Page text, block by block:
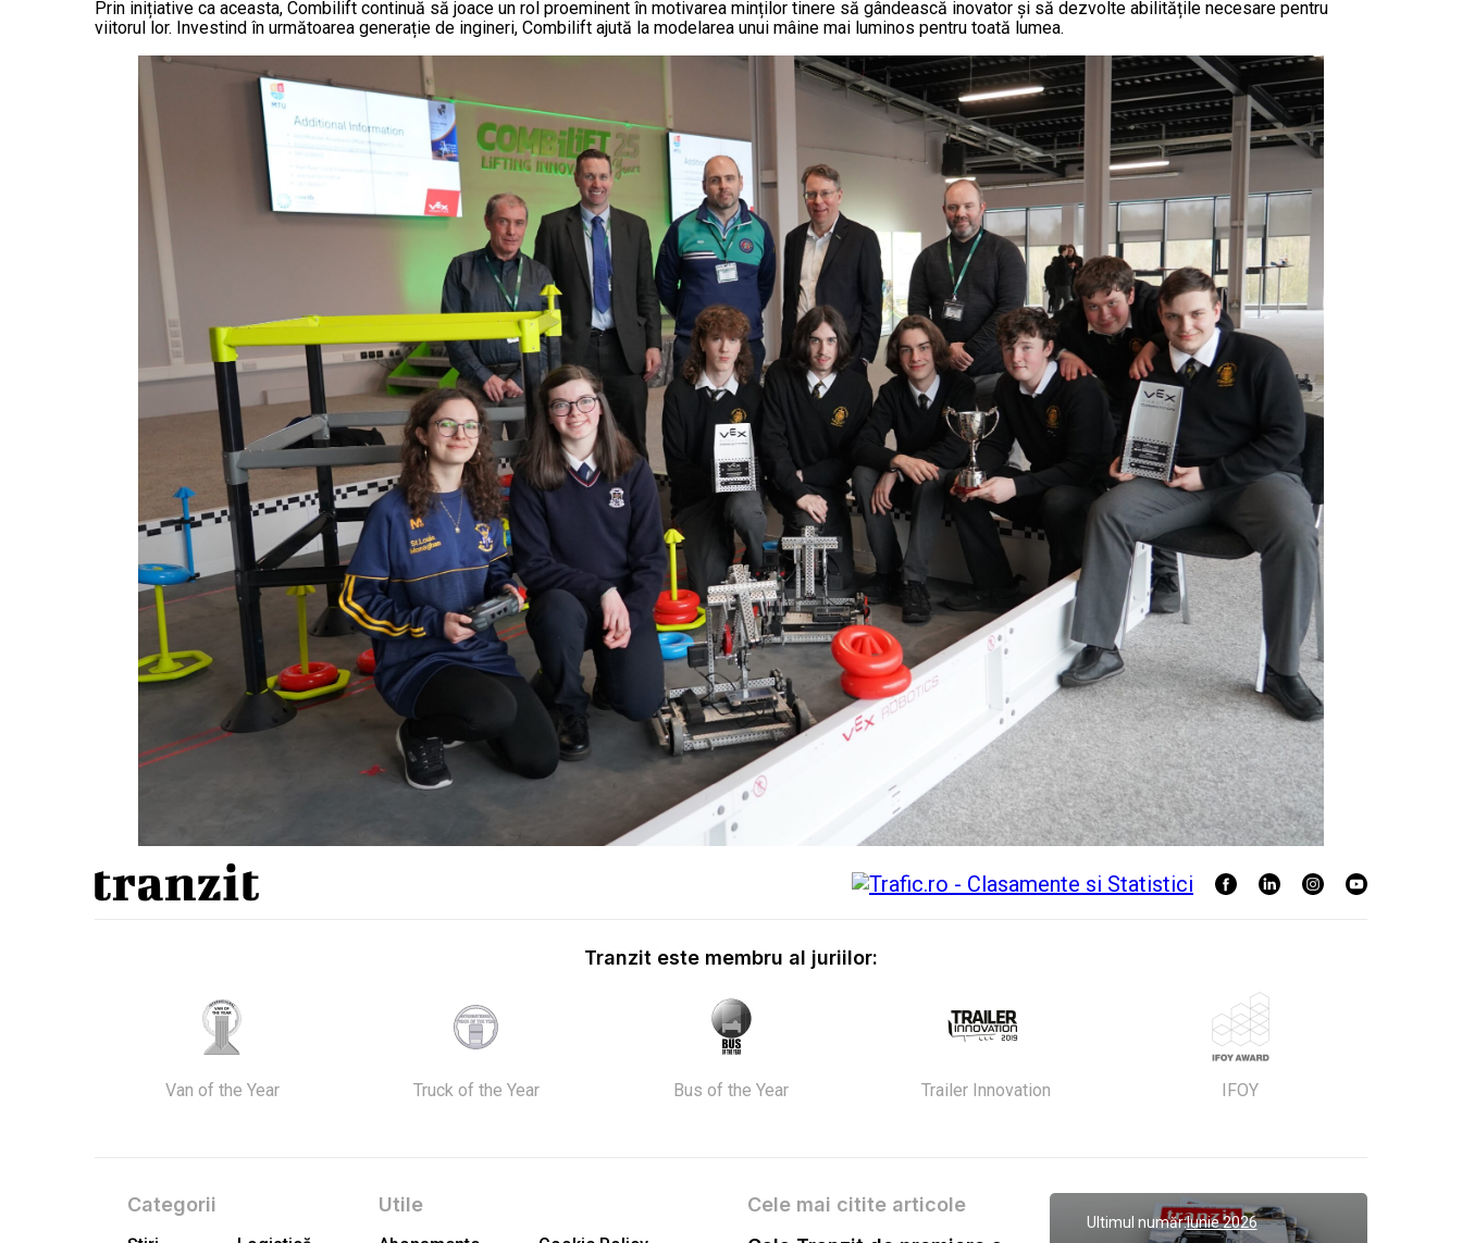
Prin inițiative ca aceasta, Combilift continuă să joace un rol proeminent în motivarea minților tinere să gândească inovator și să dezvolte abilitățile necesare pentru
viitorul lor. Investind în următoarea generație de ingineri, Combilift ajută la modelarea unui mâine mai luminos pentru toată lumea.
Tranzit este membru al juriilor:
Van of the Year Truck of the Year Bus of the Year Trailer Innovation IFOY
Categorii Utile
Cele mai citite articole
Ultimul număr:Iunie 2026